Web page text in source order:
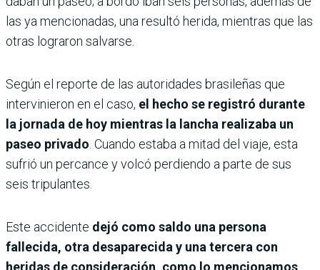
las ya mencionadas, una resultó herida, mientras que las
otras lograron salvarse.
Según el reporte de las autoridades brasileñas que
intervinieron en el caso, el hecho se registró durante
la jornada de hoy mientras la lancha realizaba un
paseo privado. Cuando estaba a mitad del viaje, esta
sufrió un percance y volcó perdiendo a parte de sus
seis tripulantes.
Este accidente dejó como saldo una persona
fallecida, otra desaparecida y una tercera con
heridas de consideración, como lo mencionamos